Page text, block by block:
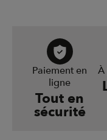
Paiement en
ligne
Tout en
sécurité
À